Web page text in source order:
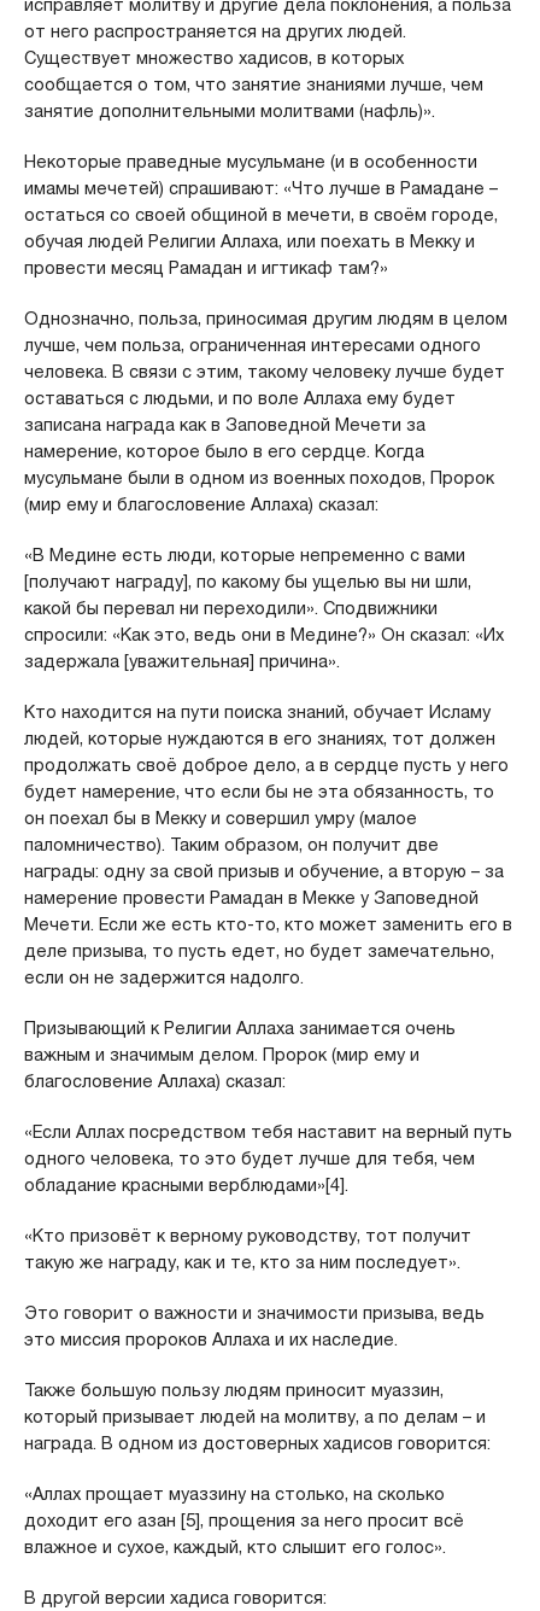
исправляет молитву и другие дела поклонения, а польза
от него распространяется на других людей.
Существует множество хадисов, в которых
сообщается о том, что занятие знаниями лучше, чем
занятие дополнительными молитвами (нафль)».
Некоторые праведные мусульмане (и в особенности
имамы мечетей) спрашивают: «Что лучше в Рамадане –
остаться со своей общиной в мечети, в своём городе,
обучая людей Религии Аллаха, или поехать в Мекку и
провести месяц Рамадан и игтикаф там?»
Однозначно, польза, приносимая другим людям в целом
лучше, чем польза, ограниченная интересами одного
человека. В связи с этим, такому человеку лучше будет
оставаться с людьми, и по воле Аллаха ему будет
записана награда как в Заповедной Мечети за
намерение, которое было в его сердце. Когда
мусульмане были в одном из военных походов, Пророк
(мир ему и благословение Аллаха) сказал:
«В Медине есть люди, которые непременно с вами
[получают награду], по какому бы ущелью вы ни шли,
какой бы перевал ни переходили». Сподвижники
спросили: «Как это, ведь они в Медине?» Он сказал: «Их
задержала [уважительная] причина».
Кто находится на пути поиска знаний, обучает Исламу
людей, которые нуждаются в его знаниях, тот должен
продолжать своё доброе дело, а в сердце пусть у него
будет намерение, что если бы не эта обязанность, то
он поехал бы в Мекку и совершил умру (малое
паломничество). Таким образом, он получит две
награды: одну за свой призыв и обучение, а вторую – за
намерение провести Рамадан в Мекке у Заповедной
Мечети. Если же есть кто-то, кто может заменить его в
деле призыва, то пусть едет, но будет замечательно,
если он не задержится надолго.
Призывающий к Религии Аллаха занимается очень
важным и значимым делом. Пророк (мир ему и
благословение Аллаха) сказал:
«Если Аллах посредством тебя наставит на верный путь
одного человека, то это будет лучше для тебя, чем
обладание красными верблюдами»[4].
«Кто призовёт к верному руководству, тот получит
такую же награду, как и те, кто за ним последует».
Это говорит о важности и значимости призыва, ведь
это миссия пророков Аллаха и их наследие.
Также большую пользу людям приносит муаззин,
который призывает людей на молитву, а по делам – и
награда. В одном из достоверных хадисов говорится:
«Аллах прощает муаззину на столько, на сколько
доходит его азан [5], прощения за него просит всё
влажное и сухое, каждый, кто слышит его голос».
В другой версии хадиса говорится: